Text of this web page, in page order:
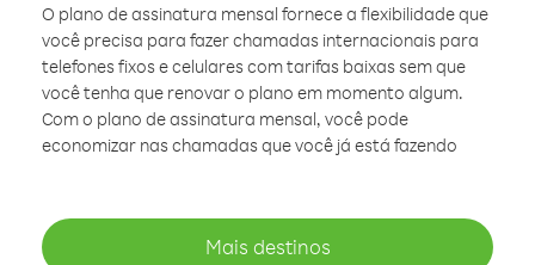
O plano de assinatura mensal fornece a flexibilidade que
você precisa para fazer chamadas internacionais para
telefones fixos e celulares com tarifas baixas sem que
você tenha que renovar o plano em momento algum.
Com o plano de assinatura mensal, você pode
economizar nas chamadas que você já está fazendo
Mais destinos